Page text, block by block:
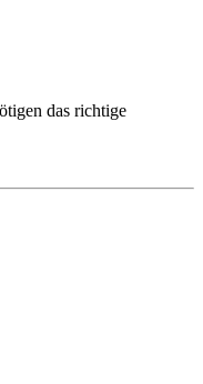
das richtige